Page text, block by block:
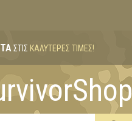
ΣΤΙΣ ΚΑΛΎΤΕΡΕΣ ΤΙΜΈΣ!